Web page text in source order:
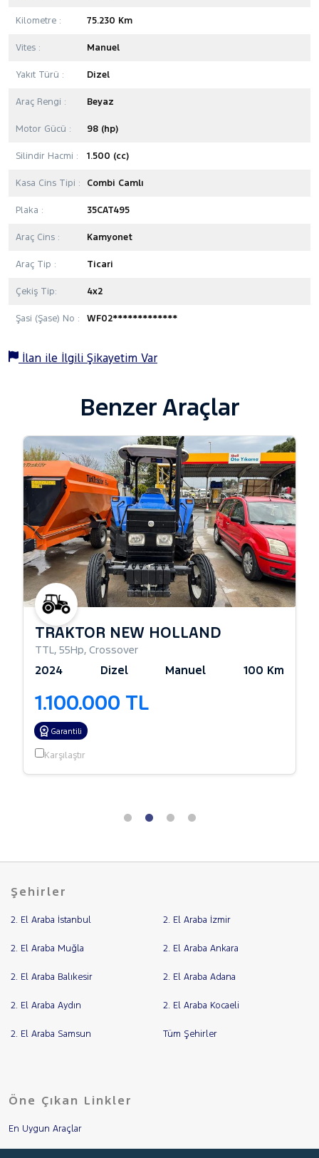
Kilometre : 75.230 Km
Vites : Manuel
Yakıt Türü : Dizel
Araç Rengi : Beyaz
Motor Gücü : 98 (hp)
Silindir Hacmi : 1.500 (cc)
Kasa Cins Tipi : Combi Camlı
Plaka : 35CAT495
Araç Cins : Kamyonet
Araç Tip : Ticari
Çekiş Tip: 4x2
Şasi (Şase) No : WF02*************
İlan ile İlgili Şikayetim Var
Benzer Araçlar
TRAKTÖR NEW HOLLAND
TTL, 55Hp, Crossover
2024 Dizel Manuel 100 Km
1.100.000 TL
Garantili
Karşılaştır
Şehirler
2. El Araba İstanbul 2. El Araba İzmir
2. El Araba Muğla 2. El Araba Ankara
2. El Araba Balıkesir 2. El Araba Adana
2. El Araba Aydın 2. El Araba Kocaeli
2. El Araba Samsun Tüm Şehirler
Öne Çıkan Linkler
En Uygun Araçlar